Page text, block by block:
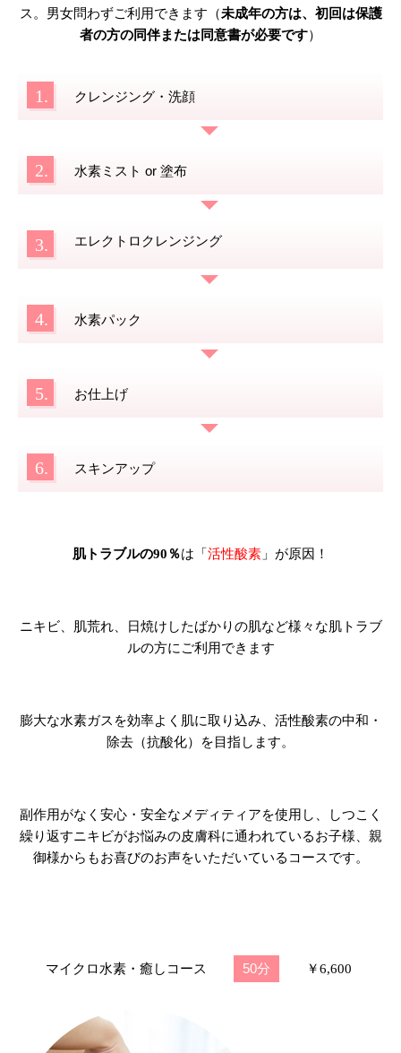
ス。男女問わずご利用できます（未成年の方は、初回は保護
者の方の同伴または同意書が必要です）
1. クレンジング・洗顔
2. 水素ミスト or 塗布
3. エレクトロクレンジング
4. 水素パック
5. お仕上げ
6. スキンアップ
肌トラブルの90％は「 活性酸素 」が原因！
ニキビ、肌荒れ、日焼けしたばかりの肌など様々な肌トラブ
ルの方にご利用できます
膨大な水素ガスを効率よく肌に取り込み、活性酸素の中和・
除去（抗酸化）を目指します。
副作用がなく安心・安全なメディティアを使用し、しつこく
繰り返すニキビがお悩みの皮膚科に通われているお子様、親
御様からもお喜びのお声をいただいているコースです。
マイクロ水素・癒しコース 50分 ￥6,600